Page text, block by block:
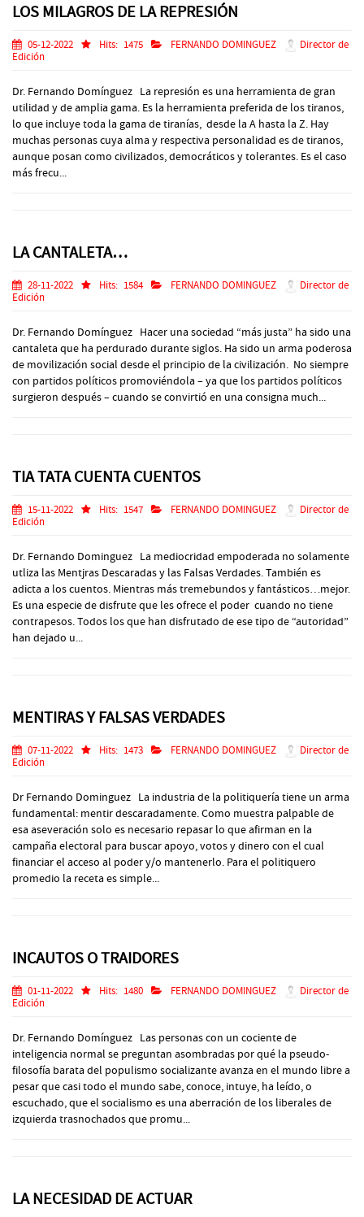
LOS MILAGROS DE LA REPRESIÓN
05-12-2022 Hits: 1475 FERNANDO DOMINGUEZ
Director de
Edición
Dr. Fernando Domínguez La represión es una herramienta de gran
utilidad y de amplia gama. Es la herramienta preferida de los tiranos,
lo que incluye toda la gama de tiranías, desde la A hasta la Z. Hay
muchas personas cuya alma y respectiva personalidad es de tiranos,
aunque posan como civilizados, democráticos y tolerantes. Es el caso
más frecu...
LA CANTALETA…
28-11-2022 Hits: 1584 FERNANDO DOMINGUEZ
Director de
Edición
Dr. Fernando Domínguez Hacer una sociedad “más justa” ha sido una
cantaleta que ha perdurado durante siglos. Ha sido un arma poderosa
de movilización social desde el principio de la civilización. No siempre
con partidos políticos promoviéndola – ya que los partidos políticos
surgieron después – cuando se convirtió en una consigna much...
TIA TATA CUENTA CUENTOS
15-11-2022 Hits: 1547 FERNANDO DOMINGUEZ
Director de
Edición
Dr. Fernando Dominguez La mediocridad empoderada no solamente
utliza las Mentjras Descaradas y las Falsas Verdades. También es
adicta a los cuentos. Mientras más tremebundos y fantásticos…mejor.
Es una especie de disfrute que les ofrece el poder cuando no tiene
contrapesos. Todos los que han disfrutado de ese tipo de “autoridad”
han dejado u...
MENTIRAS Y FALSAS VERDADES
07-11-2022 Hits: 1473 FERNANDO DOMINGUEZ
Director de
Edición
Dr Fernando Dominguez La industria de la politiquería tiene un arma
fundamental: mentir descaradamente. Como muestra palpable de
esa aseveración solo es necesario repasar lo que afirman en la
campaña electoral para buscar apoyo, votos y dinero con el cual
financiar el acceso al poder y/o mantenerlo. Para el politiquero
promedio la receta es simple...
INCAUTOS O TRAIDORES
01-11-2022 Hits: 1480 FERNANDO DOMINGUEZ
Director de
Edición
Dr. Fernando Domínguez Las personas con un cociente de
inteligencia normal se preguntan asombradas por qué la pseudo-
filosofía barata del populismo socializante avanza en el mundo libre a
pesar que casi todo el mundo sabe, conoce, intuye, ha leído, o
escuchado, que el socialismo es una aberración de los liberales de
izquierda trasnochados que promu...
LA NECESIDAD DE ACTUAR